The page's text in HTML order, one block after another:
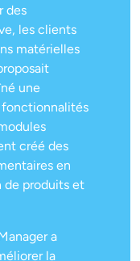
des
les clients
matérielles
une
fonctionnalités
créé des
en
produits et
a
la